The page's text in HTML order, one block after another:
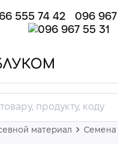
555 74 42 096 967
материал Семена